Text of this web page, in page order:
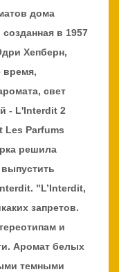
дома
в 1957
Хепберн,
время,
свет
- L'Interdit 2
Les Parfums
решила
"L’Interdit,
запретов.
и
Аромат белых
темными